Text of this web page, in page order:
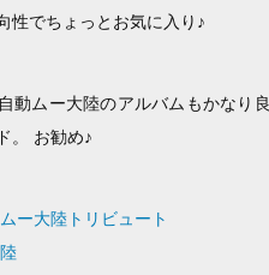
性でちょっとお気に入り♪
動ムー大陸のアルバムもかなり
。 お勧め♪
ー大陸トリビュート